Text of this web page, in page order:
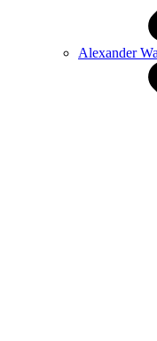
Alexander